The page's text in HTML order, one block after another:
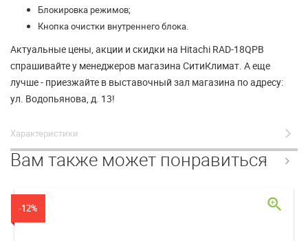
Блокировка режимов;
Кнопка очистки внутреннего блока.
Актуальные цены, акции и скидки на Hitachi RAD-18QPB
спрашивайте у менеджеров магазина СитиКлимат. А еще
лучше - приезжайте в выставочный зал магазина по адресу:
ул. Водопьянова, д. 13!
Характеристики
Вам также может понравиться
-12% zoom_in